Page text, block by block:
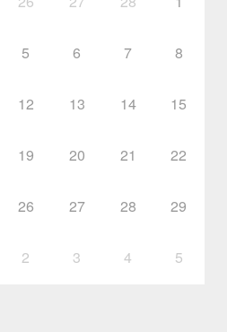
5 6 7 8
12 13 14 15
19 20 21 22
26 27 28 29
2 3 4 5